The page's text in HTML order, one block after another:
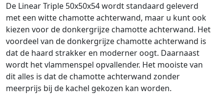
De Linear Triple 50x50x54 wordt standaard geleverd
met een witte chamotte achterwand, maar u kunt ook
kiezen voor de donkergrijze chamotte achterwand. Het
voordeel van de donkergrijze chamotte achterwand is
dat de haard strakker en moderner oogt. Daarnaast
wordt het vlammenspel opvallender. Het mooiste van
dit alles is dat de chamotte achterwand zonder
meerprijs bij de kachel gekozen kan worden.